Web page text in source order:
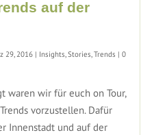
auf der
29, 2016 | Insights,Stories,Trends | 0
waren wir für euch on Tour,
vorzustellen. Dafür
Innenstadt und auf der